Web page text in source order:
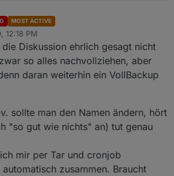
MOST ACTIVE
12:18 PM
Diskussion ehrlich gesagt nicht
so alles nachvollziehen, aber
daran weiterhin ein VollBackup
sollte man den Namen ändern, hört
"so gut wie nichts" an) tut genau
mir per Tar und cronjob
zusammen. Braucht